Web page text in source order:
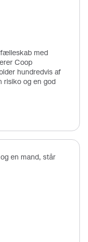
med
Coop
hundredvis af
risiko og en god